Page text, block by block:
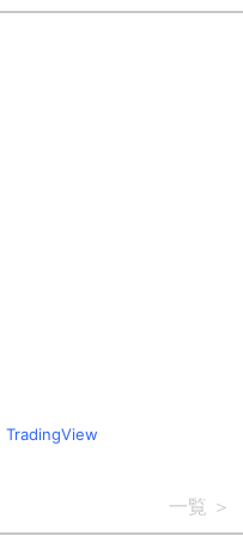
TradingView
一覧